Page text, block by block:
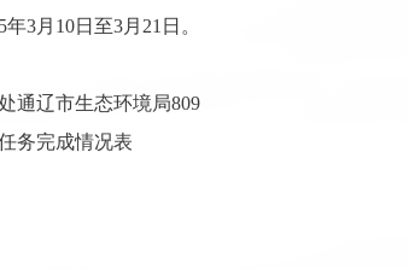
3月10日至3月21日。
通辽市生态环境局809
务完成情况表